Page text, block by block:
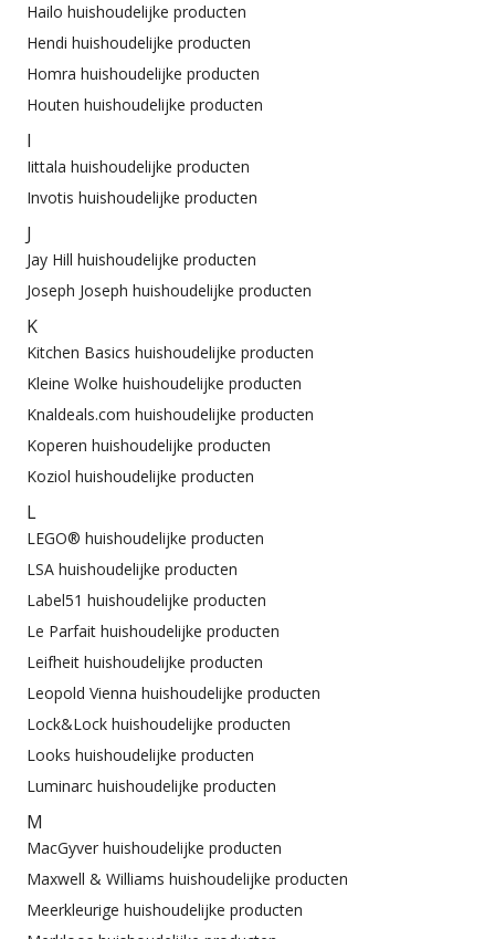
Hailo huishoudelijke producten
Hendi huishoudelijke producten
Homra huishoudelijke producten
Houten huishoudelijke producten
I
Iittala huishoudelijke producten
Invotis huishoudelijke producten
J
Jay Hill huishoudelijke producten
Joseph Joseph huishoudelijke producten
K
Kitchen Basics huishoudelijke producten
Kleine Wolke huishoudelijke producten
Knaldeals.com huishoudelijke producten
Koperen huishoudelijke producten
Koziol huishoudelijke producten
L
LEGO® huishoudelijke producten
LSA huishoudelijke producten
Label51 huishoudelijke producten
Le Parfait huishoudelijke producten
Leifheit huishoudelijke producten
Leopold Vienna huishoudelijke producten
Lock&Lock huishoudelijke producten
Looks huishoudelijke producten
Luminarc huishoudelijke producten
M
MacGyver huishoudelijke producten
Maxwell & Williams huishoudelijke producten
Meerkleurige huishoudelijke producten